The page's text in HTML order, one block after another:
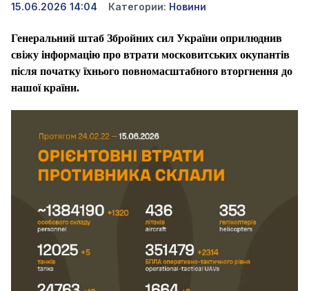
15.06.2026 14:04 Категории: Новини
Генеральний штаб Збройних сил України оприлюднив
свіжу інформацію про втрати московитських окупантів
після початку їхнього повномасштабного вторгнення до
нашої країни.